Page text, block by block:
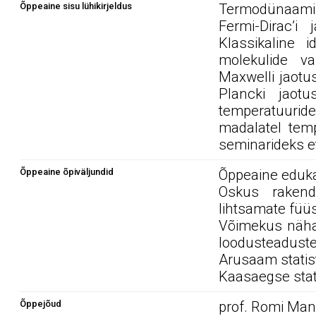
Õppeaine sisu lühikirjeldus
Fermi-
Klassikaline
molekulide
Maxwelli
Plancki
madalatel
seminarideks
Õppeaine õpiväljundid
Õppeaine
Oskus
lihtsamate
Võimekus
Arusaam
Kaasaegse
Õppejõud prof. Romi